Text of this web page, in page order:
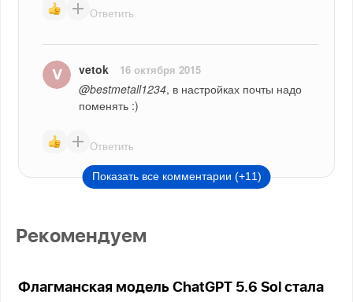
Ответить
vetok 16 октября 2015
@bestmetall1234, в настройках почты надо
поменять :)
Ответить
Показать все комментарии (+11)
Рекомендуем
Флагманская модель ChatGPT 5.6 Sol стала